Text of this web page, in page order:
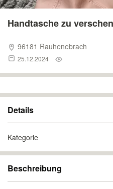
Handtasche zu
96181 Rauhenebrach
25.12.2024
Details
Kategorie
Beschreibung